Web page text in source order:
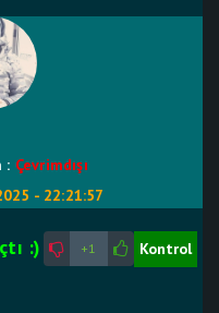
: Çevrimdışı
- 22:21:57
+1 Kontrol
:)